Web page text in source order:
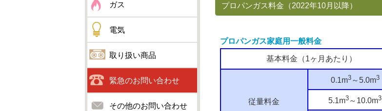
プロパンガス料金（2022年10月以降）
プロパンガス家庭用一般料金
基本料金（1ヶ月あたり）
従量料金
0.1m3～5.0m3
5.1m3 ～10.0m3
ガス
電気
取り扱い商品
緊急のお問い合わせ
その他のお問い合わせ